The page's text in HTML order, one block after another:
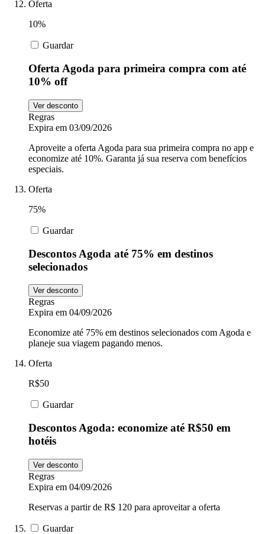
Oferta
10%
Guardar
Oferta Agoda para primeira compra com até
10% off
Ver desconto
Regras
Expira em 03/09/2026
Aproveite a oferta Agoda para sua primeira compra no app e
economize até 10%. Garanta já sua reserva com benefícios
especiais.
Oferta
75%
Guardar
Descontos Agoda até 75% em destinos
selecionados
Ver desconto
Regras
Expira em 04/09/2026
Economize até 75% em destinos selecionados com Agoda e
planeje sua viagem pagando menos.
Oferta
R$50
Guardar
Descontos Agoda: economize até R$50 em
hotéis
Ver desconto
Regras
Expira em 04/09/2026
Reservas a partir de R$ 120 para aproveitar a oferta
Guardar